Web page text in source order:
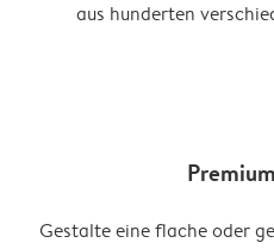
aus hunderten
Gestalte eine flache oder